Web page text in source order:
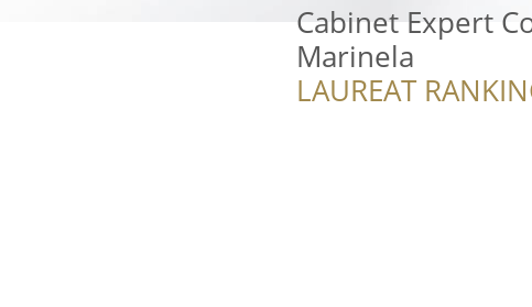
Cabinet Expert
Marinela
LAUREAT